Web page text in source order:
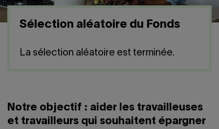
Accueil Carrière
Sélection aléatoire du Fonds
La sélection aléatoire est terminée.
Notre objectif : aider les travailleuses
et travailleurs qui souhaitent épargner